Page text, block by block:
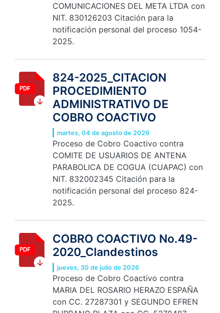
COMUNICACIONES DEL META LTDA con
NIT. 830126203 Citación para la
notificación personal del proceso 1054-
2025.
824-2025_CITACION
PROCEDIMIENTO
ADMINISTRATIVO DE
COBRO COACTIVO
martes, 04 de agosto de 2026
Proceso de Cobro Coactivo contra
COMITE DE USUARIOS DE ANTENA
PARABOLICA DE COGUA (CUAPAC) con
NIT. 832002345 Citación para la
notificación personal del proceso 824-
2025.
COBRO COACTIVO No.49-
2020_Clandestinos
jueves, 30 de julio de 2026
Proceso de Cobro Coactivo contra
MARIA DEL ROSARIO HERAZO ESPAÑA
con CC. 27287301 y SEGUNDO EFREN